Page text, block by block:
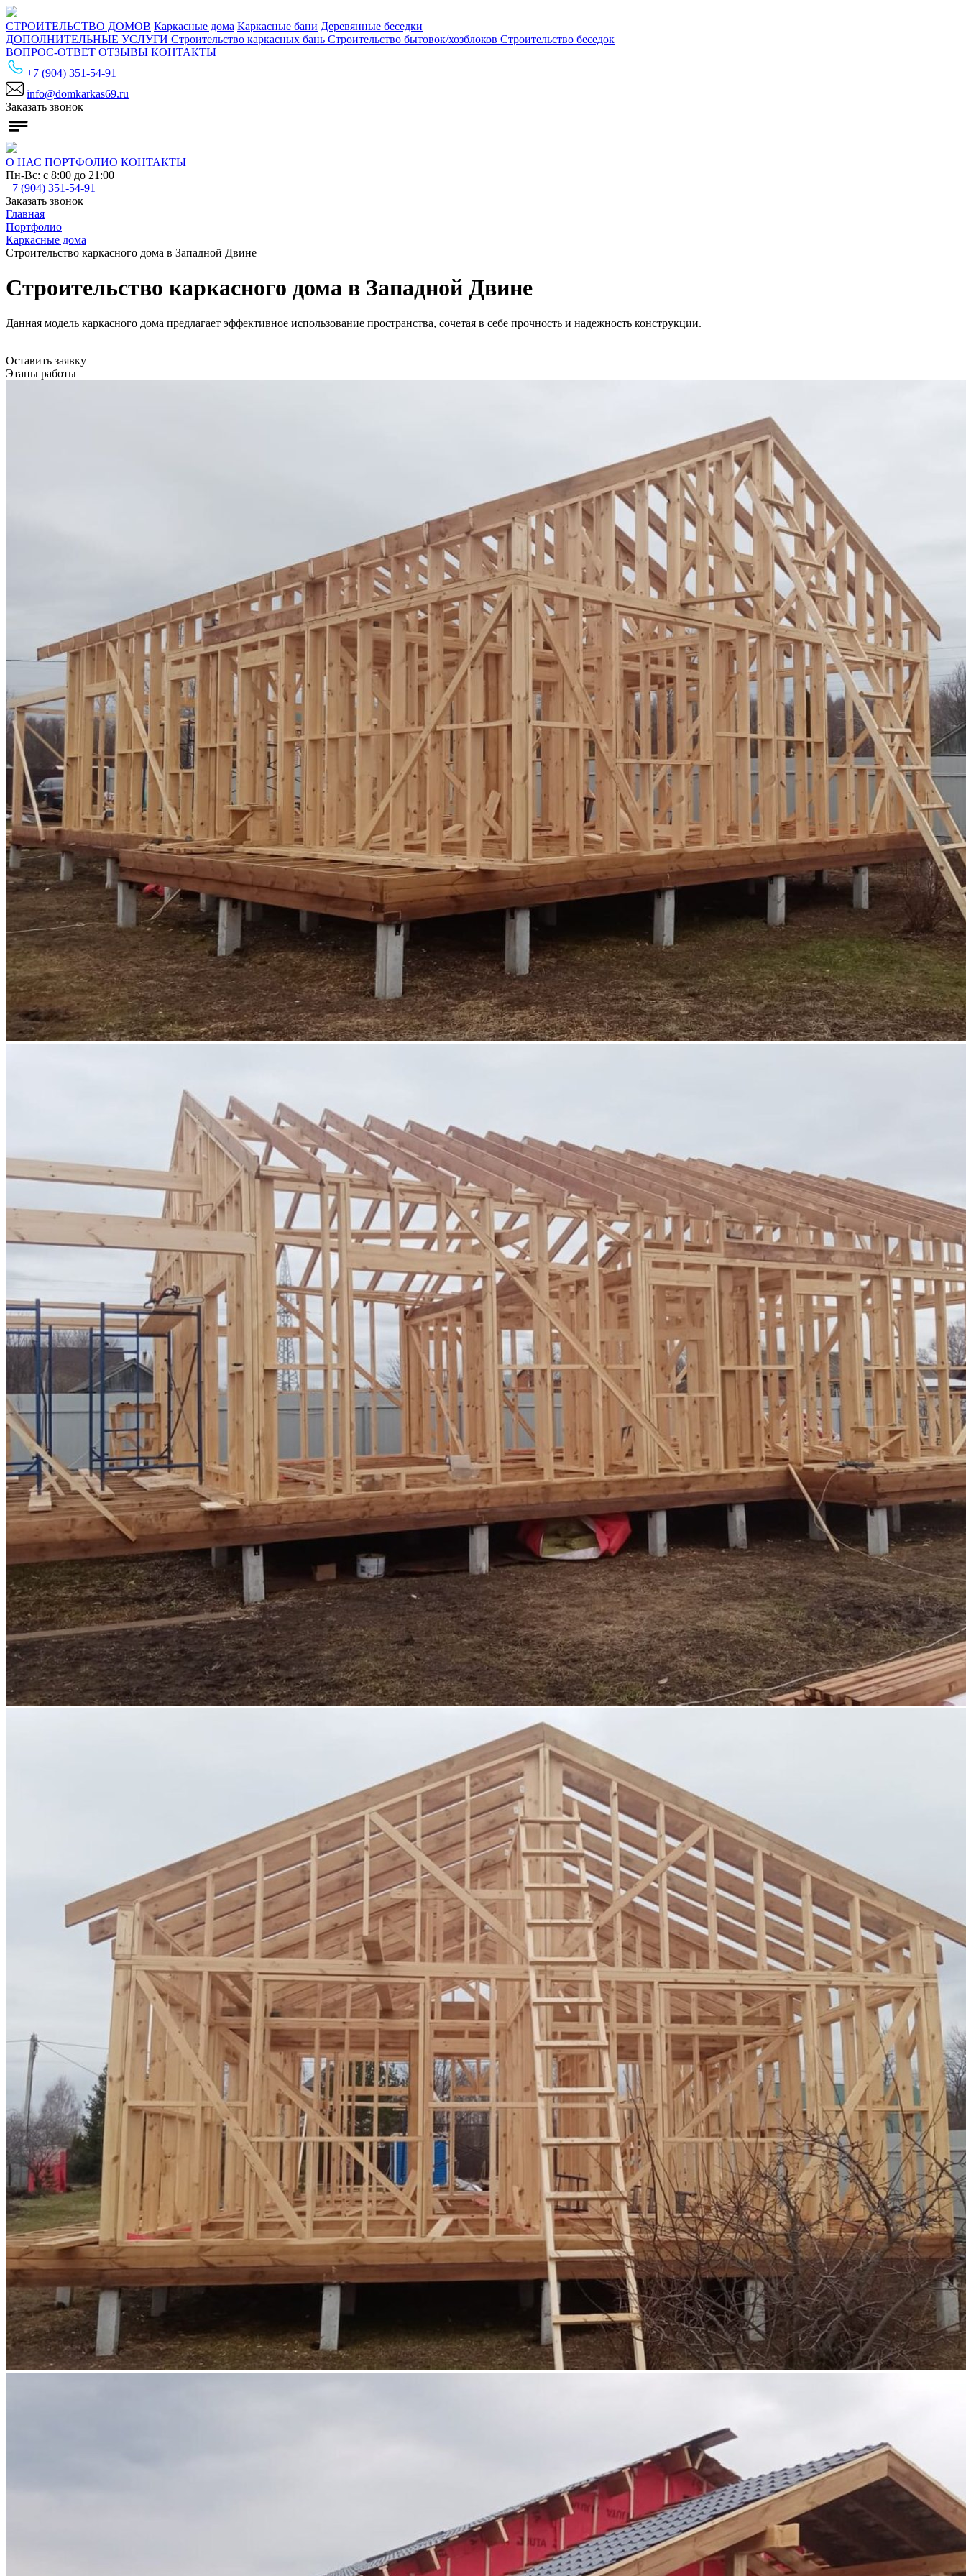
СТРОИТЕЛЬСТВО ДОМОВ Каркасные дома Каркасные бани Деревянные беседки
ДОПОЛНИТЕЛЬНЫЕ УСЛУГИ Строительство каркасных бань Строительство бытовок/хозблоков Строительство беседок
ВОПРОС-ОТВЕТ ОТЗЫВЫ КОНТАКТЫ
+7 (904) 351-54-91
info@domkarkas69.ru
Заказать звонок
О НАС ПОРТФОЛИО КОНТАКТЫ
Пн-Вс: с 8:00 до 21:00
+7 (904) 351-54-91
Заказать звонок
Главная
Портфолио
Каркасные дома
Строительство каркасного дома в Западной Двине
Строительство каркасного дома в Западной Двине
Данная модель каркасного дома предлагает эффективное использование пространства, сочетая в себе прочность и надежность конструкции.
Оставить заявку
Этапы работы